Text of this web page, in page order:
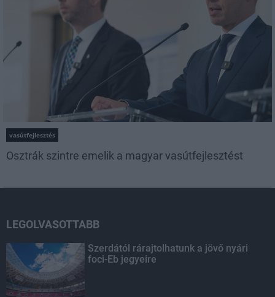
vasútfejlesztés
Osztrák szintre emelik a magyar vasútfejlesztést
LEGOLVASOTTABB
Szerdától rárajtolhatunk a jövő nyári
foci-Eb jegyeire